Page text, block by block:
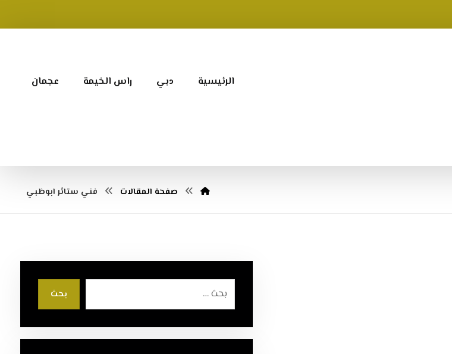
الرئيسية دبي راس الخيمة عجمان
صفحة المقالات فني ستائر ابوظبي
بحث